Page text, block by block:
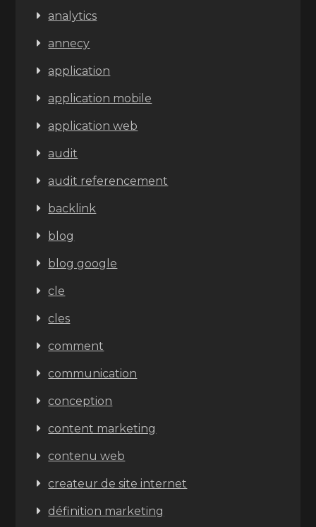
analytics
annecy
application
application mobile
application web
audit
audit referencement
backlink
blog
blog google
cle
cles
comment
communication
conception
content marketing
contenu web
createur de site internet
définition marketing